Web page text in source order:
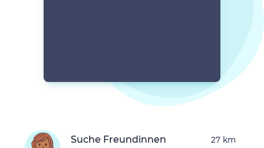
Suche Freundinnen 27 km